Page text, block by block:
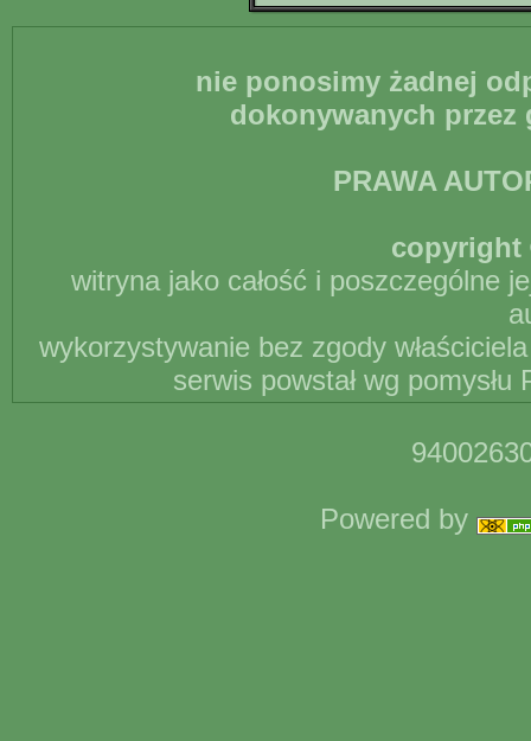
nie ponosimy żadnej
dokonywanych
PRAWA
copyright
witryna jako całość i poszczególne
wykorzystywanie bez zgody
serwis powstał wg
Powered by